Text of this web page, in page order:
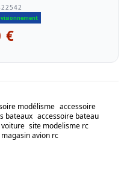
€
modélisme accessoire
bateaux accessoire bateau
site modelisme rc
magasin avion rc